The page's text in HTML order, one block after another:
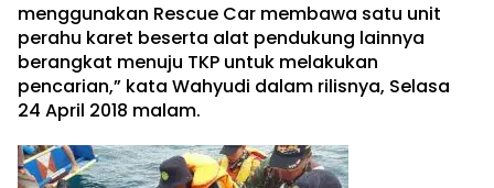
menggunakan Rescue Car membawa satu unit
perahu karet beserta alat pendukung lainnya
berangkat menuju TKP untuk melakukan
pencarian,” kata Wahyudi dalam rilisnya, Selasa
24 April 2018 malam.